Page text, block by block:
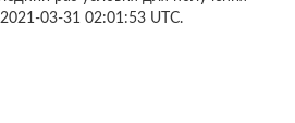
03-31 02:01:53 UTC.